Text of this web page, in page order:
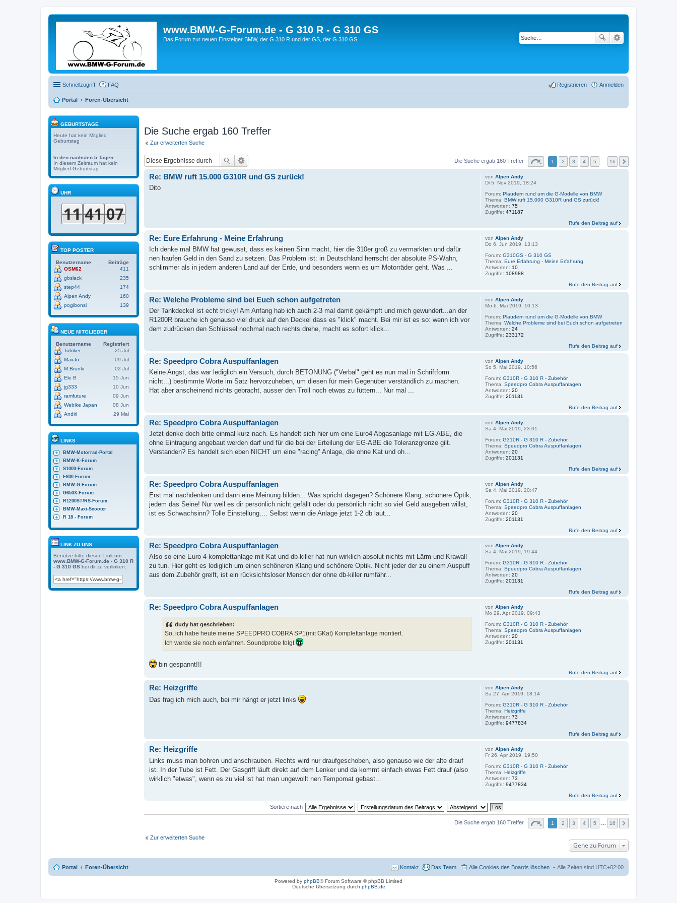
www.BMW-G-Forum.de - G 310 R - G 310 GS
Das Forum zur neuen Einsteiger BMW, der G 310 R und der GS, der G 310 GS.
Schnellzugriff FAQ Anmelden
Registrieren
Portal Foren-Übersicht
Die Suche ergab 160 Treffer
Zur erweiterten Suche
Die Suche ergab 160 Treffer 1 2 3 4 5 16
vonAlpen Andy
Di 5. Nov 2019, 18:24
Forum:Plaudern rund um die G-Modelle von BMW
Thema:BMW ruft 15.000 G310R und GS zurück!
Antworten:75
Zugriffe:471187
Re: BMW ruft 15.000 G310R und GS zurück!
Dito
Rufe den Beitrag auf
vonAlpen Andy
Do 6. Jun 2019, 13:13
Forum:G310GS - G 310 GS
Thema:Eure Erfahrung - Meine Erfahrung
Antworten: 10
Zugriffe: 108988
Re: Eure Erfahrung - Meine Erfahrung
Ich denke mal BMW hat gewusst, dass es keinen Sinn macht, hier die 310er groß zu vermarkten und dafür
nen haufen Geld in den Sand zu setzen. Das Problem ist: in Deutschland herrscht der absolute PS-Wahn,
schlimmer als in jedem anderen Land auf der Erde, und besonders wenn es um Motorräder geht. Was ...
Rufe den Beitrag auf
vonAlpen Andy
Mo 6. Mai 2019, 10:13
Forum:Plaudern rund um die G-Modelle von BMW
Thema:Welche Probleme sind bei Euch schon aufgetreten
Antworten:24
Zugriffe:233172
Re: Welche Probleme sind bei Euch schon aufgetreten
Der Tankdeckel ist echt tricky! Am Anfang hab ich auch 2-3 mal damit gekämpft und mich gewundert...an der
R1200R brauche ich genauso viel druck auf den Deckel dass es "klick" macht. Bei mir ist es so: wenn ich vor
dem zudrücken den Schlüssel nochmal nach rechts drehe, macht es sofort klick...
Rufe den Beitrag auf
vonAlpen Andy
So 5. Mai 2019, 10:56
Forum:G310R - G 310 R - Zubehör
Thema:Speedpro Cobra Auspuffanlagen
Antworten:20
Zugriffe:201131
Re: Speedpro Cobra Auspuffanlagen
Keine Angst, das war lediglich ein Versuch, durch BETONUNG ("Verbal" geht es nun mal in Schriftform
nicht...) bestimmte Worte im Satz hervorzuheben, um diesen für mein Gegenüber verständlich zu machen.
Hat aber anscheinend nichts gebracht, ausser den Troll noch etwas zu füttern... Nur mal ...
Rufe den Beitrag auf
vonAlpen Andy
Sa 4. Mai 2019, 23:01
Forum:G310R - G 310 R - Zubehör
Thema:Speedpro Cobra Auspuffanlagen
Antworten:20
Zugriffe:201131
Re: Speedpro Cobra Auspuffanlagen
Jetzt denke doch bitte einmal kurz nach. Es handelt sich hier um eine Euro4 Abgasanlage mit EG-ABE, die
ohne Eintragung angebaut werden darf und für die bei der Erteilung der EG-ABE die Toleranzgrenze gilt.
Verstanden? Es handelt sich eben NICHT um eine "racing" Anlage, die ohne Kat und oh...
Rufe den Beitrag auf
vonAlpen Andy
Sa 4. Mai 2019, 20:47
Forum:G310R - G 310 R - Zubehör
Thema:Speedpro Cobra Auspuffanlagen
Antworten:20
Zugriffe:201131
Re: Speedpro Cobra Auspuffanlagen
Erst mal nachdenken und dann eine Meinung bilden... Was spricht dagegen? Schönere Klang, schönere Optik,
jedem das Seine! Nur weil es dir persönlich nicht gefällt oder du persönlich nicht so viel Geld ausgeben willst,
ist es Schwachsinn? Tolle Einstellung.... Selbst wenn die Anlage jetzt 1-2 db laut...
Rufe den Beitrag auf
vonAlpen Andy
Sa 4. Mai 2019, 19:44
Forum:G310R - G 310 R - Zubehör
Thema:Speedpro Cobra Auspuffanlagen
Antworten:20
Zugriffe:201131
Re: Speedpro Cobra Auspuffanlagen
Also so eine Euro 4 komplettanlage mit Kat und db-killer hat nun wirklich absolut nichts mit Lärm und Krawall
zu tun. Hier geht es lediglich um einen schöneren Klang und schönere Optik. Nicht jeder der zu einem Auspuff
aus dem Zubehör greift, ist ein rücksichtsloser Mensch der ohne db-killer rumfähr...
Rufe den Beitrag auf
vonAlpen Andy
Mo 29. Apr 2019, 09:43
Forum:G310R - G 310 R - Zubehör
Thema:Speedpro Cobra Auspuffanlagen
Antworten:20
Zugriffe:201131
Re: Speedpro Cobra Auspuffanlagen
dudy hat geschrieben:
So, ich habe heute meine SPEEDPRO COBRA SP1(mit GKat) Komplettanlage montiert.
Ich werde sie noch einfahren. Soundprobe folgt
bin gespannt!!!
Rufe den Beitrag auf
vonAlpen Andy
Sa 27. Apr 2019, 18:14
Forum:G310R - G 310 R - Zubehör
Thema:Heizgriffe
Antworten:73
Zugriffe:9477834
Re: Heizgriffe
Das frag ich mich auch, bei mir hängt er jetzt links
Rufe den Beitrag auf
vonAlpen Andy
Fr 26. Apr 2019, 19:50
Forum:G310R - G 310 R - Zubehör
Thema:Heizgriffe
Antworten:73
Zugriffe:9477834
Re: Heizgriffe
Links muss man bohren und anschrauben. Rechts wird nur draufgeschoben, also genauso wie der alte drauf
ist. In der Tube ist Fett. Der Gasgriff läuft direkt auf dem Lenker und da kommt einfach etwas Fett drauf (also
wirklich "etwas", wenn es zu viel ist hat man ungewollt nen Tempomat gebast...
Rufe den Beitrag auf
Sortiere nach
Die Suche ergab 160 Treffer 1 2 3 4 5 16
Zur erweiterten Suche
Gehe zu Forum
GEBURTSTAGE
Heute hat kein Mitglied
Geburtstag
In den nächsten 5 Tagen
In diesem Zeitraum hat kein
Mitglied Geburtstag
UHR
TOP POSTER
Benutzername
Beiträge
OSM62
411
gbslack
235
step44
174
Alpen Andy
160
pogibonsi
139
NEUE MITGLIEDER
Benutzername
Registriert
Tobiker
25 Jul
MaxJo
09 Jul
M.Brunki
02 Jul
Ele B
15 Jun
jg333
10 Jun
ramfuture
09 Jun
Webike Japan
08 Jun
Andiri
29 Mai
LINKS
BMW-Motorrad-Portal
BMW-K-Forum
S1000-Forum
F800-Forum
BMW-G-Forum
G650X-Forum
R1200ST/RS-Forum
BMW-Maxi-Scooter
R 18 - Forum
LINK ZU UNS
Benutze bitte diesen Link um
www.BMW-G-Forum.de - G 310 R
- G 310 GS bei dir zu verlinken:
Portal Foren-Übersicht Alle Zeiten sind UTC+02:00
Alle Cookies des Boards löschen
Das Team
Kontakt
Powered by phpBB® Forum Software © phpBB Limited
Deutsche Übersetzung durch phpBB.de